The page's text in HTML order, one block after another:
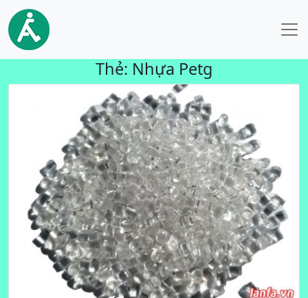
Thẻ: Nhựa Petg